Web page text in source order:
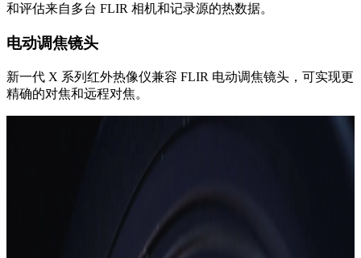
和评估来自多台 FLIR 相机和记录源的热数据。
电动调焦镜头
新一代 X 系列红外热像仪兼容 FLIR 电动调焦镜头，可实现更
精确的对焦和远程对焦。